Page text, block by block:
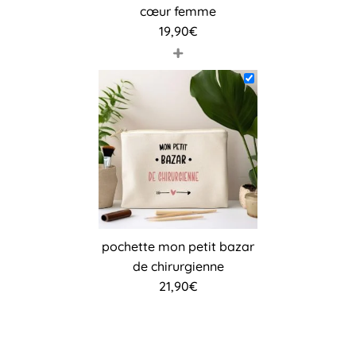
cœur femme
19,90€
+
pochette mon petit bazar
de chirurgienne
21,90€